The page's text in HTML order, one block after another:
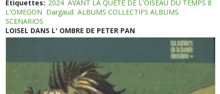
Etiquettes: 2024 AVANT LA QUETE DE L'OISEAU DU TEMPS 8
L'OMEGON Dargaud ALBUMS COLLECTIFS ALBUMS
SCENARIOS
LOISEL DANS L' OMBRE DE PETER PAN